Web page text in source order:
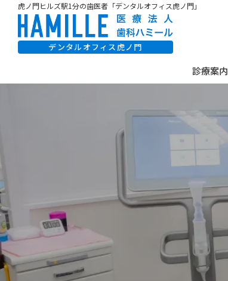
虎ノ門ヒルズ駅1分の歯医者「デンタルオフィス虎ノ門」
デンタルオフィス虎ノ門
診療案内